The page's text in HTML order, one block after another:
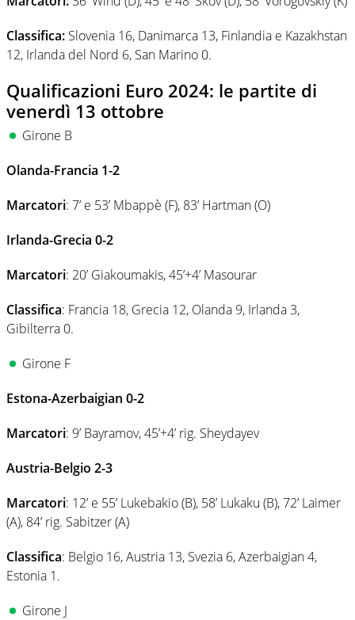
Classifica: Slovenia 16, Danimarca 13, Finlandia e Kazakhstan
12, Irlanda del Nord 6, San Marino 0.
Qualificazioni Euro 2024: le partite di
venerdì 13 ottobre
Girone B
Olanda-Francia 1-2
Marcatori: 7’ e 53’ Mbappè (F), 83’ Hartman (O)
Irlanda-Grecia 0-2
Marcatori: 20’ Giakoumakis, 45’+4’ Masourar
Classifica: Francia 18, Grecia 12, Olanda 9, Irlanda 3,
Gibilterra 0.
Girone F
Estona-Azerbaigian 0-2
Marcatori: 9’ Bayramov, 45’+4’ rig. Sheydayev
Austria-Belgio 2-3
Marcatori: 12’ e 55’ Lukebakio (B), 58’ Lukaku (B), 72’ Laimer
(A), 84’ rig. Sabitzer (A)
Classifica: Belgio 16, Austria 13, Svezia 6, Azerbaigian 4,
Estonia 1.
Girone J